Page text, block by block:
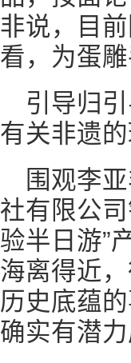
非说，目
看，为蛋
引导归
有关非遗的
围观李
社有限公
验半日游”
海离得近
历史底蕴
确实有潜